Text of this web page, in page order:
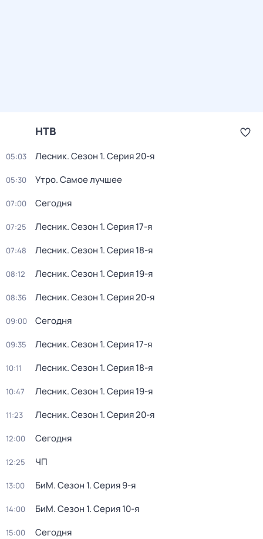
НТВ
05:03 Лесник. Сезон 1. Серия 20-я
05:30 Утро. Самое лучшее
07:00 Сегодня
07:25 Лесник. Сезон 1. Серия 17-я
07:48 Лесник. Сезон 1. Серия 18-я
08:12 Лесник. Сезон 1. Серия 19-я
08:36 Лесник. Сезон 1. Серия 20-я
09:00 Сегодня
09:35 Лесник. Сезон 1. Серия 17-я
10:11 Лесник. Сезон 1. Серия 18-я
10:47 Лесник. Сезон 1. Серия 19-я
11:23 Лесник. Сезон 1. Серия 20-я
12:00 Сегодня
12:25 ЧП
13:00 БиМ. Сезон 1. Серия 9-я
14:00 БиМ. Сезон 1. Серия 10-я
15:00 Сегодня